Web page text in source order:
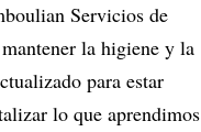
Servicios de
la higiene y la
para estar
lo que aprendimos